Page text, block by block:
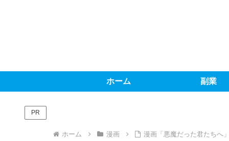
ホーム 副業
PR
ホーム 漫画
漫画「悪魔だった君たちへ